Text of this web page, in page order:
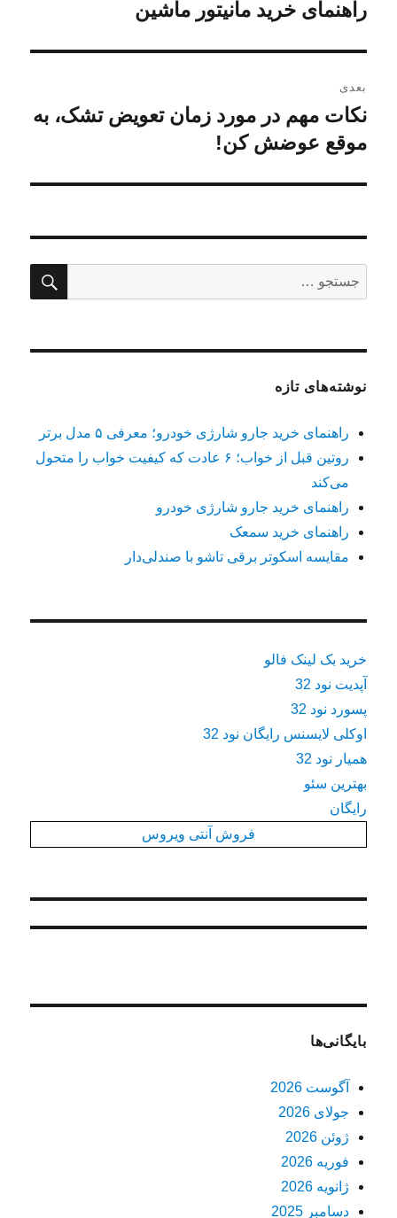
نوشته
راهنمای خرید مانیتور ماشین
بعدی
نوشته
بعدی:
نکات مهم در مورد زمان تعویض تشک، به
موقع عوضش کن!
برای:
نوشته‌های تازه
راهنمای خرید جارو شارژی خودرو؛ معرفی ۵ مدل برتر
روتین قبل از خواب؛ ۶ عادت که کیفیت خواب را متحول
می‌کند
راهنمای خرید جارو شارژی خودرو
راهنمای خرید سمعک
مقایسه اسکوتر برقی تاشو با صندلی‌دار
خرید بک لینک فالو
آپدیت نود 32
پسورد نود 32
اوکلی لایسنس رایگان نود 32
همیار نود 32
بهترین سئو
رایگان
فروش آنتی ویروس
بایگانی‌ها
آگوست 2026
جولای 2026
ژوئن 2026
فوریه 2026
ژانویه 2026
دسامبر 2025